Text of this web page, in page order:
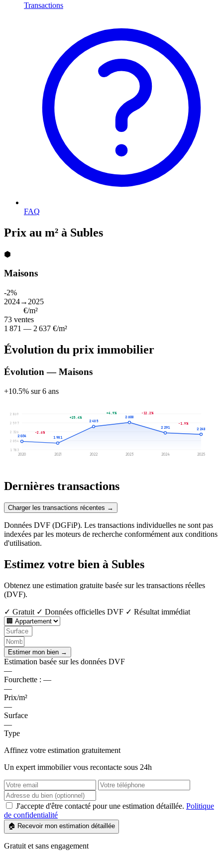
Transactions
FAQ
Prix au m² à Subles
⬢
Maisons
-2%
2024→2025
€/m²
73 ventes
1 871 — 2 637 €/m²
Évolution du prix immobilier
Évolution — Maisons
+10.5% sur 6 ans
1 783
2 054
2 326
2 597
2 869
2 034
2020
1 981
2021
2 485
2022
2 608
2023
2 291
2024
2 248
2025
-2.6%
+25.4%
+4.9% -12.2%
-1.9%
Dernières transactions
Charger les transactions récentes →
Données DVF (DGFiP). Les transactions individuelles ne sont pas
indexées par les moteurs de recherche conformément aux conditions
d'utilisation.
Estimez votre bien à Subles
Obtenez une estimation gratuite basée sur les transactions réelles
(DVF).
✓ Gratuit ✓ Données officielles DVF ✓ Résultat immédiat
Estimer mon bien →
Estimation basée sur les données DVF
—
Fourchette : —
—
Prix/m²
—
Surface
—
Type
Affinez votre estimation gratuitement
Un expert immobilier vous recontacte sous 24h
J'accepte d'être contacté pour une estimation détaillée. Politique
de confidentialité
🏠 Recevoir mon estimation détaillée
Gratuit et sans engagement